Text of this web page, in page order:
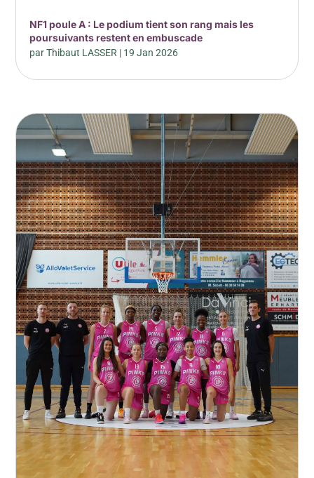
NF1 poule A : Le podium tient son rang mais les
poursuivants restent en embuscade
parThibaut LASSER | 19 Jan 2026